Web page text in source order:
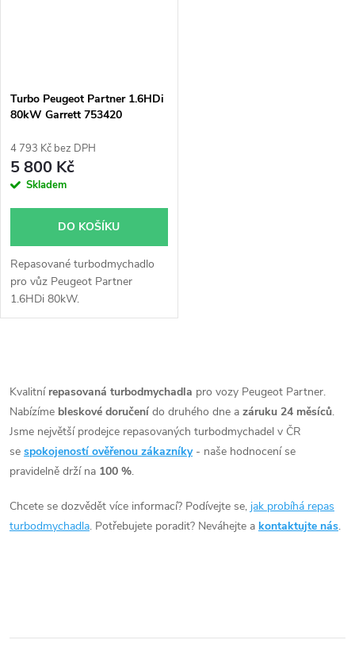
Turbo Peugeot Partner 1.6HDi
80kW Garrett 753420
4 793 Kč bez DPH
5 800 Kč
Skladem
DO KOŠÍKU
Repasované turbodmychadlo
pro vůz Peugeot Partner
1.6HDi 80kW.
v
l
á
a
Kvalitní repasovaná turbodmychadla pro vozy Peugeot Partner.
Nabízíme bleskové doručení do druhého dne a záruku 24 měsíců.
Jsme největší prodejce repasovaných turbodmychadel v ČR
se spokojeností ověřenou zákazníky - naše hodnocení se
pravidelně drží na 100 %.
Chcete se dozvědět více informací? Podívejte se, jak probíhá repas
turbodmychadla. Potřebujete poradit? Neváhejte a kontaktujte nás.